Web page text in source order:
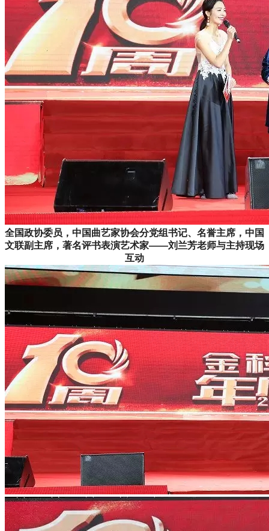
全国政协委员，中国曲艺家协会分党组书记、名誉主席，中国
文联副主席，著名评书表演艺术家——刘兰芳老师与主持现场
互动